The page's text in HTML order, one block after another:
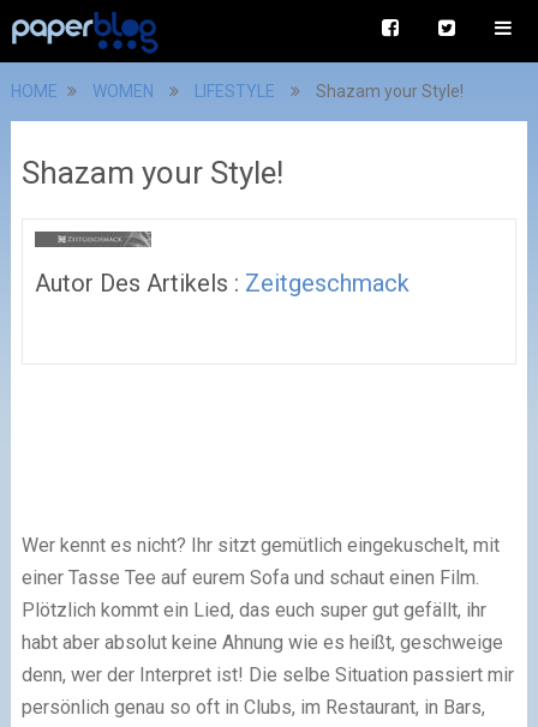
HOME WOMEN LIFESTYLE Shazam your Style!
Shazam your Style!
Autor Des Artikels : Zeitgeschmack
Wer kennt es nicht? Ihr sitzt gemütlich eingekuschelt, mit
einer Tasse Tee auf eurem Sofa und schaut einen Film.
Plötzlich kommt ein Lied, das euch super gut gefällt, ihr
habt aber absolut keine Ahnung wie es heißt, geschweige
denn, wer der Interpret ist! Die selbe Situation passiert mir
persönlich genau so oft in Clubs, im Restaurant, in Bars,